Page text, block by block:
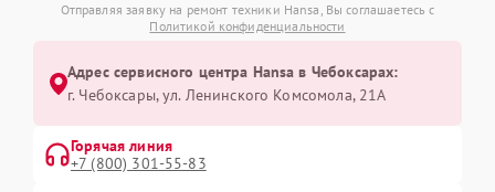
Отправляя заявку на ремонт техники Hansa, Вы соглашаетесь с
Политикой конфиденциальности
Адрес сервисного центра Hansa в Чебоксарах:
г. Чебоксары, ул. Ленинского Комсомола, 21А
Горячая линия
+7 (800) 301-55-83